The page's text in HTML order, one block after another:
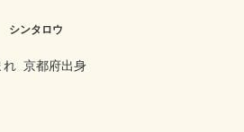
シンタロウ
れ 京都府出身